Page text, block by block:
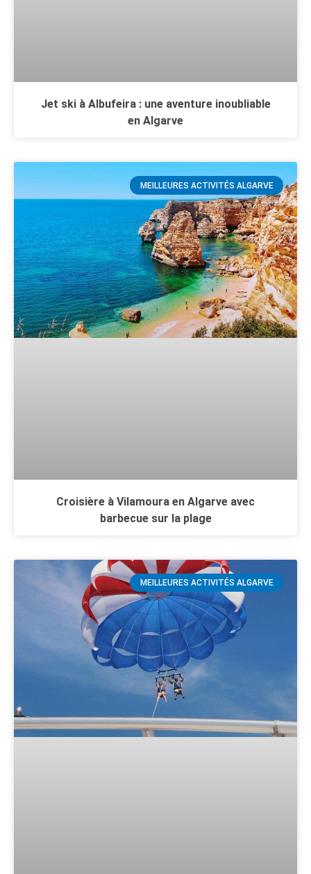
Jet ski à Albufeira : une aventure inoubliable
en Algarve
MEILLEURES ACTIVITÉS ALGARVE
Croisière à Vilamoura en Algarve avec
barbecue sur la plage
MEILLEURES ACTIVITÉS ALGARVE